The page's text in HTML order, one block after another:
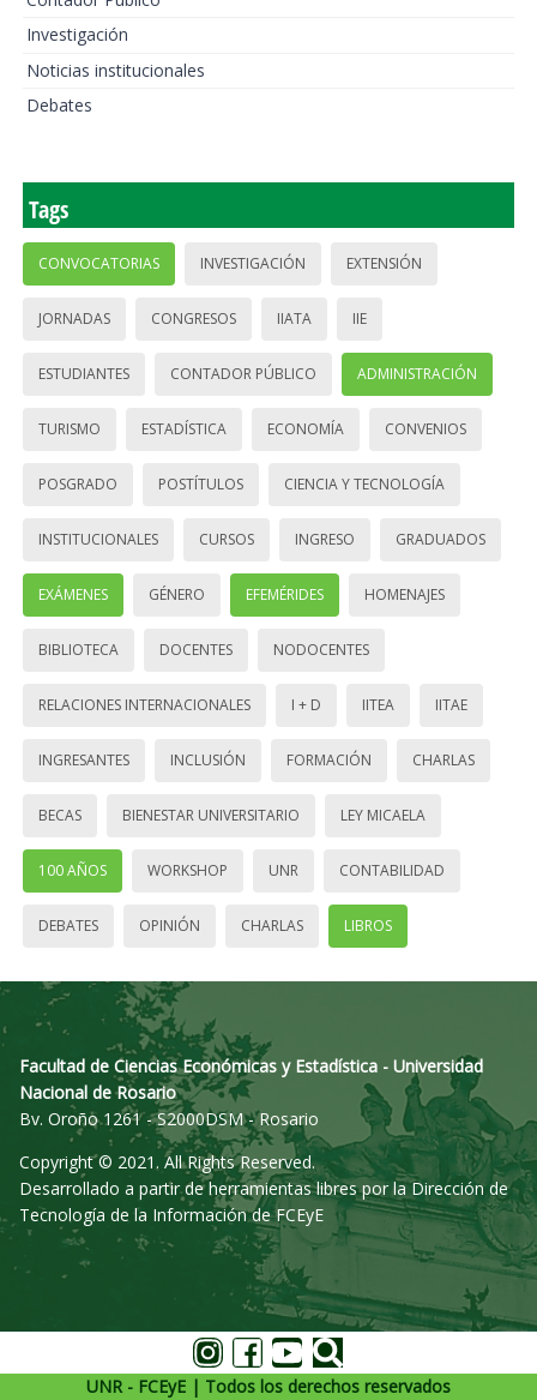
Investigación
Noticias institucionales
Debates
Tags
CONVOCATORIAS INVESTIGACIÓN EXTENSIÓN
JORNADAS CONGRESOS IIATA IIE
ESTUDIANTES CONTADOR PÚBLICO ADMINISTRACIÓN
TURISMO ESTADÍSTICA ECONOMÍA CONVENIOS
POSGRADO POSTÍTULOS CIENCIA Y TECNOLOGÍA
INSTITUCIONALES CURSOS INGRESO GRADUADOS
EXÁMENES GÉNERO EFEMÉRIDES HOMENAJES
BIBLIOTECA DOCENTES NODOCENTES
RELACIONES INTERNACIONALES I + D IITEA IITAE
INGRESANTES INCLUSIÓN FORMACIÓN CHARLAS
BECAS BIENESTAR UNIVERSITARIO LEY MICAELA
100 AÑOS WORKSHOP UNR CONTABILIDAD
DEBATES OPINIÓN CHARLAS LIBROS
Facultad de Ciencias Económicas y Estadística - Universidad
Nacional de Rosario
Bv. Oroño 1261 - S2000DSM - Rosario
Copyright © 2021. All Rights Reserved.
Desarrollado a partir de herramientas libres por la Dirección de
Tecnología de la Información de FCEyE
UNR - FCEyE | Todos los derechos reservados